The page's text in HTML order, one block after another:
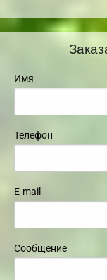
Имя
Телефон
E-mail
Сообщение